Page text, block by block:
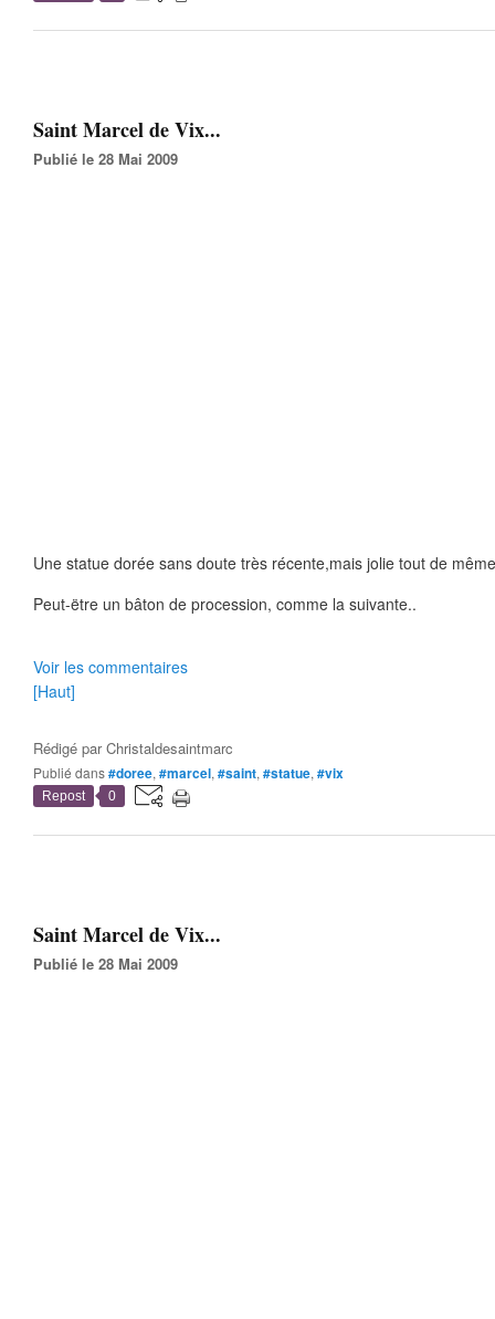
Saint Marcel de Vix...
Publié le 28 Mai 2009
Une statue dorée sans doute très récente,mais jolie tout de
Peut-ëtre un bâton de procession, comme la suivante..
Voir les commentaires
[Haut]
Rédigé parChristaldesaintmarc
Publié dans#doree, #marcel, #saint, #statue, #vix
Repost 0
Saint Marcel de Vix...
Publié le 28 Mai 2009